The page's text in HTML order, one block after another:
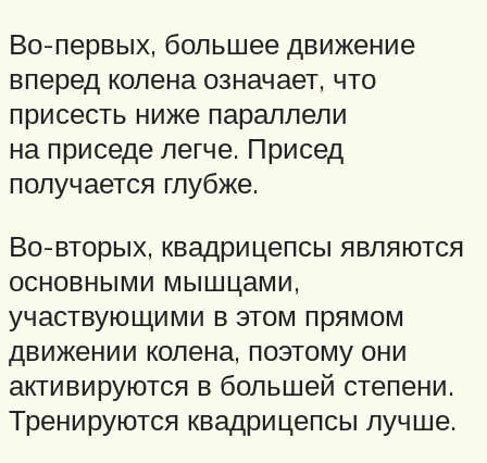
Во-первых, большее движение
вперед колена означает, что
присесть ниже параллели
на приседе легче. Присед
получается глубже.
Во-вторых, квадрицепсы являются
основными мышцами,
участвующими в этом прямом
движении колена, поэтому они
активируются в большей степени.
Тренируются квадрицепсы лучше.